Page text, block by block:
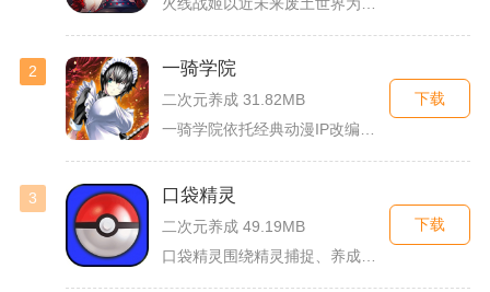
2 一骑学院
二次元养成 31.82MB
一骑学院依托经典动漫IP改编，把三国武将化身学院少女角色，主...
下载
3 口袋精灵
二次元养成 49.19MB
下载